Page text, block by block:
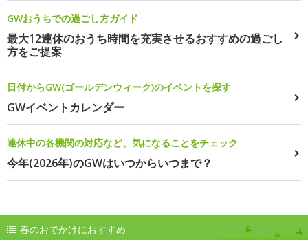
GWおうちでの過ごし方ガイド
最大12連休のおうち時間を充実させるおすすめの過ごし
方をご提案
日付からGW(ゴールデンウィーク)のイベントを探す
GWイベントカレンダー
連休中の各機関の対応など、気になることをチェック
今年(2026年)のGWはいつからいつまで？
春のおでかけにおすすめ